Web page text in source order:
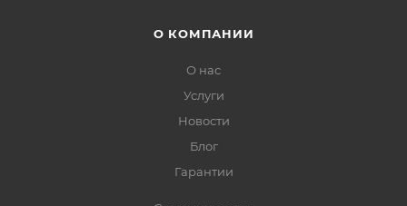
О КОМПАНИИ
О нас
Услуги
Новости
Блог
Гарантии